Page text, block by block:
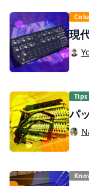
現
Tips
パ